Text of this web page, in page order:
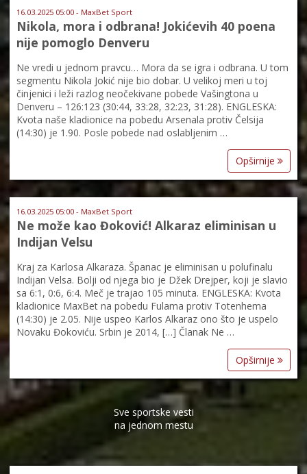
16.03.2025 05:00 - MaxBet Sport
Nikola, mora i odbrana! Jokićevih 40 poena
nije pomoglo Denveru
Ne vredi u jednom pravcu… Mora da se igra i odbrana. U tom
segmentu Nikola Jokić nije bio dobar. U velikoj meri u toj
činjenici i leži razlog neočekivane pobede Vašingtona u
Denveru – 126:123 (30:44, 33:28, 32:23, 31:28). ENGLESKA:
Kvota naše kladionice na pobedu Arsenala protiv Čelsija
(14:30) je 1.90. Posle pobede nad oslabljenim …
Opširnije
16.03.2025 05:00 - MaxBet Sport
Ne može kao Đoković! Alkaraz eliminisan u
Indijan Velsu
Kraj za Karlosa Alkaraza. Španac je eliminisan u polufinalu
Indijan Velsa. Bolji od njega bio je Džek Drejper, koji je slavio
sa 6:1, 0:6, 6:4. Meč je trajao 105 minuta. ENGLESKA: Kvota
kladionice MaxBet na pobedu Fulama protiv Totenhema
(14:30) je 2.05. Nije uspeo Karlos Alkaraz ono što je uspelo
Novaku Đokoviću. Srbin je 2014, […] Članak Ne …
Opširnije
Sve sportske vesti
na jednom mestu